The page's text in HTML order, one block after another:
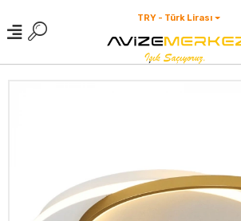
TRY - Türk Lirası